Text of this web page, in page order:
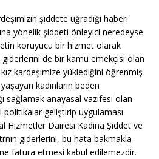
şiddete uğradığı haberi
yönelik şiddeti önleyici neredeyse
koruyucu bir hizmet olarak
giderlerini de bir kamu emekçisi olan
kardeşimize yüklediğini öğrenmiş
kadınların beden
sağlamak anayasal vazifesi olan
geliştirip uygulaması
Hizmetler Dairesi Kadına Şiddet ve
giderlerini, bu hata bakmakla
fatura etmesi kabul edilemezdir.